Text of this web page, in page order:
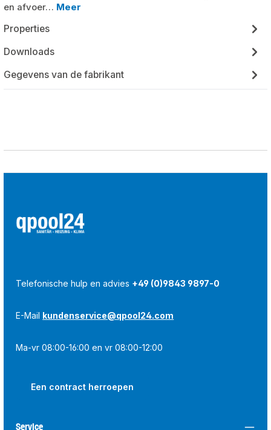
en afvoer… Meer
Properties
Downloads
Gegevens van de fabrikant
Telefonische hulp en advies +49 (0)9843 9897-0
E-Mail kundenservice@qpool24.com
Ma-vr 08:00-16:00 en vr 08:00-12:00
Een contract herroepen
Service